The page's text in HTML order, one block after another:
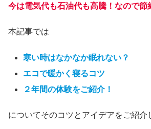
今は電気代も石油代も高騰！なので節
本記事では
寒い時はなかなか眠れない？
エコで暖かく寝るコツ
２年間の体験をご紹介！
についてそのコツとアイデアをご紹介